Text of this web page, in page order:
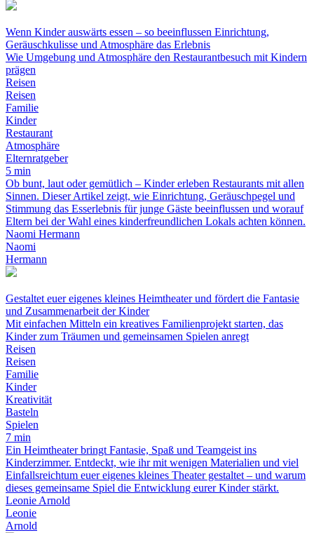
Wenn Kinder auswärts essen – so beeinflussen Einrichtung,
Geräuschkulisse und Atmosphäre das Erlebnis
Wie Umgebung und Atmosphäre den Restaurantbesuch mit Kindern
prägen
Reisen
Reisen
Familie
Kinder
Restaurant
Atmosphäre
Elternratgeber
5 min
Ob bunt, laut oder gemütlich – Kinder erleben Restaurants mit allen
Sinnen. Dieser Artikel zeigt, wie Einrichtung, Geräuschpegel und
Stimmung das Esserlebnis für junge Gäste beeinflussen und worauf
Eltern bei der Wahl eines kinderfreundlichen Lokals achten können.
Naomi Hermann
Naomi
Hermann
Gestaltet euer eigenes kleines Heimtheater und fördert die Fantasie
und Zusammenarbeit der Kinder
Mit einfachen Mitteln ein kreatives Familienprojekt starten, das
Kinder zum Träumen und gemeinsamen Spielen anregt
Reisen
Reisen
Familie
Kinder
Kreativität
Basteln
Spielen
7 min
Ein Heimtheater bringt Fantasie, Spaß und Teamgeist ins
Kinderzimmer. Entdeckt, wie ihr mit wenigen Materialien und viel
Einfallsreichtum euer eigenes kleines Theater gestaltet – und warum
dieses gemeinsame Spiel die Entwicklung eurer Kinder stärkt.
Leonie Arnold
Leonie
Arnold